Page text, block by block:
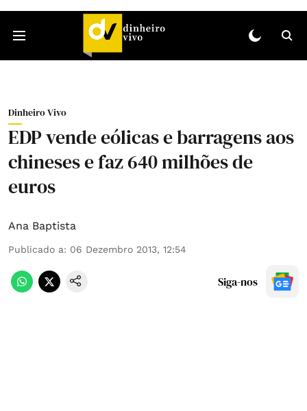
Dinheiro Vivo
EDP vende eólicas e barragens aos
chineses e faz 640 milhões de
euros
Ana Baptista
Publicado a: 06 Dezembro 2013, 12:54
Siga-nos